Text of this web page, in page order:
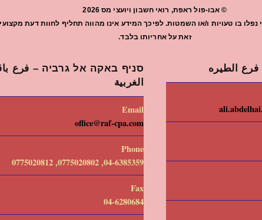
© אבו-פול ראפת, רואי חשבון ויועצי מס2026
נפלו בו טעויות ו/או השמטות. לפיכך המידע אינו מהווה תחליף לחוות דעת
זאת על אחריותו בלבד.
الطيره
סניף באקה אל גרביה – فرع
الغربية
Email
office@raf-cpa.com
Phone
04-6385359, 0775020802, 0775020812
Fax
04-6280684